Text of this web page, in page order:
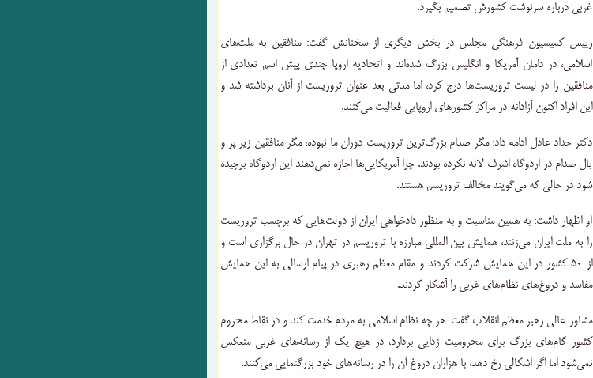
غربی درباره سرنوشت کشورش تصمیم بگیرد.
رییس کمیسیون فرهنگی مجلس در بخش دیگری از سخنانش گفت: منافقین به ملت‌های
اسلامی، در دامان آمریکا و انگلیس بزرگ شده‌اند و اتحادیه اروپا چندی پیش اسم تعدادی از
منافقین را در لیست تروریست‌ها درج کرد، اما مدتی بعد عنوان تروریست از آنان برداشته شد و
این افراد اکنون آزادانه در مراکز کشورهای اروپایی فعالیت می‌کنند.
دکتر حداد عادل ادامه داد: مگر صدام بزرگ‌ترین تروریست دوران ما نبوده، مگر منافقین زیر پر و
بال صدام در اردوگاه اشرف لانه نکرده بودند. چرا آمریکایی‌ها اجازه نمی‌دهند این اردوگاه برچیده
شود در حالی که می‌گویند مخالف تروریسم هستند.
او اظهار داشت: به همین مناسبت و به منظور دادخواهی ایران از دولت‌هایی که برچسب تروریست
را به ملت ایران می‌زنند، همایش بین المللی مبارزه با تروریسم در تهران در حال برگزاری است و
از ۵۰ کشور در این همایش شرکت کردند و مقام معظم رهبری در پیام ارسالی به این همایش
مفاسد و دروغ‌های نظام‌های غربی را آشکار کردند.
مشاور عالی رهبر معظم انقلاب گفت: هر چه نظام اسلامی به مردم خدمت کند و در نقاط محروم
کشور گام‌های بزرگ برای محرومیت زدایی بردارد، در هیچ یک از رسانه‌های غربی منعکس
نمی‌شود اما اگر اشکالی رخ دهد، با هزاران دروغ آن را در رسانه‌های خود بزرگنمایی می‌کنند.